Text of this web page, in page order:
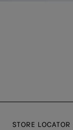
STORE LOCATOR